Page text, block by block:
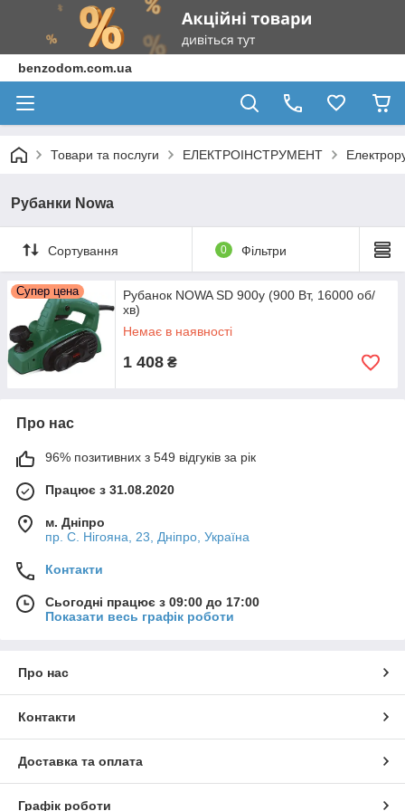
benzodom.com.ua
Товари та послуги ЕЛЕКТРОІНСТРУМЕНТ
Рубанки Nowa
Сортування 0 Фільтри
Супер цена
Рубанок NOWA SD 900y (900 Вт, 16000 об/
хв)
Немає в наявності
1 408 ₴
Про нас
96% позитивних з 549 відгуків за рік
Працює з 31.08.2020
м. Дніпро
пр. С. Нігояна, 23, Дніпро, Україна
Контакти
Сьогодні працює з 09:00 до 17:00
Показати весь графік роботи
Про нас
Контакти
Доставка та оплата
Графік роботи